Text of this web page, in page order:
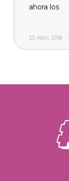
ahora los
25 Abril, 2018